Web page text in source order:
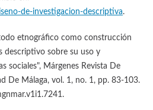
de-investigacion-descriptiva.
etnográfico como construcción
descriptivo sobre su uso y
sociales", Márgenes Revista De
De Málaga, vol. 1, no. 1, pp. 83-103.